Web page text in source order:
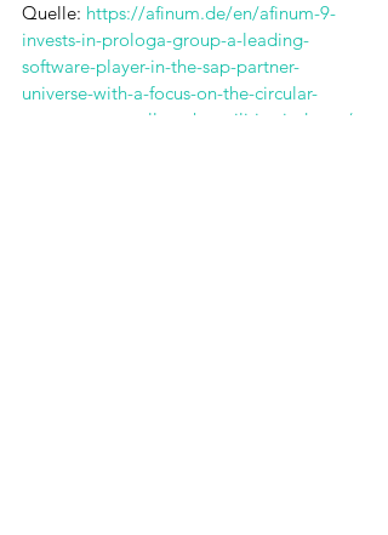
Quelle: https://afinum.de/en/afinum-9-
invests-in-prologa-group-a-leading-
software-player-in-the-sap-partner-
universe-with-a-focus-on-the-circular-
economy-as-well-as-the-utilities-industry/